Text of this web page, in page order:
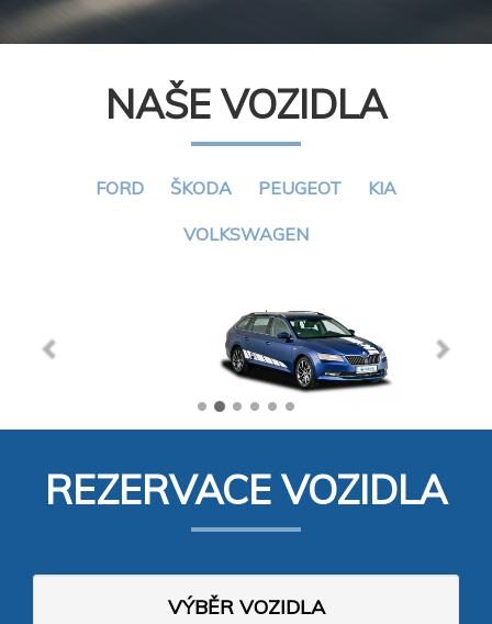
NAŠE VOZIDLA
FORD ŠKODA PEUGEOT KIA
VOLKSWAGEN
REZERVACE VOZIDLA
VÝBĚR VOZIDLA